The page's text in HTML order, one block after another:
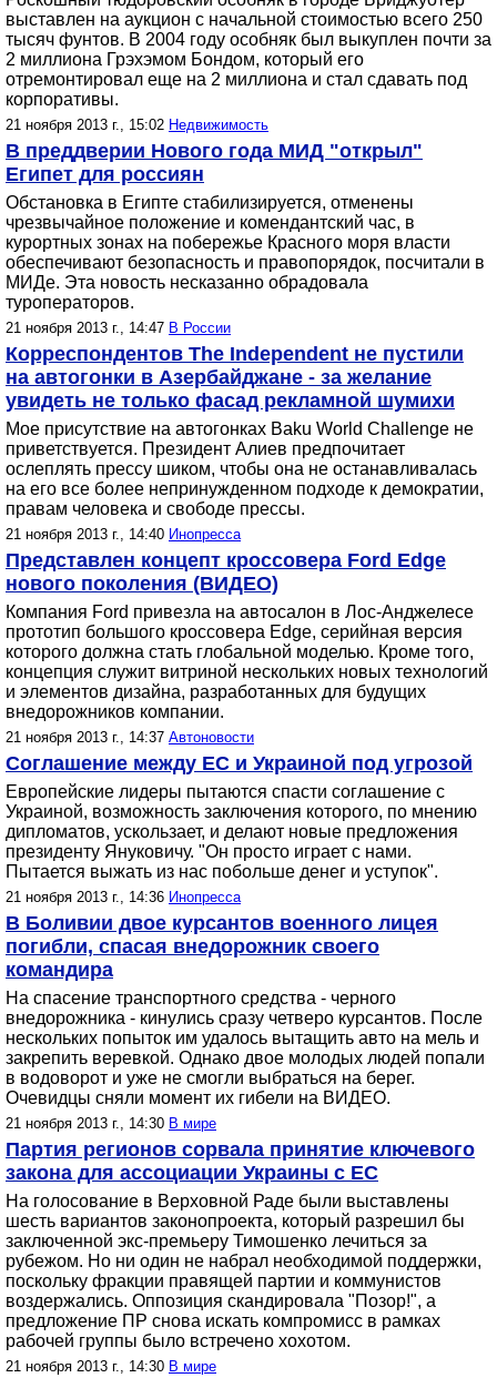
выставлен на аукцион с начальной стоимостью всего 250
тысяч фунтов. В 2004 году особняк был выкуплен почти за
2 миллиона Грэхэмом Бондом, который его
отремонтировал еще на 2 миллиона и стал сдавать под
корпоративы.
21 ноября 2013 г., 15:02 Недвижимость
В преддверии Нового года МИД "открыл"
Египет для россиян
Обстановка в Египте стабилизируется, отменены
чрезвычайное положение и комендантский час, в
курортных зонах на побережье Красного моря власти
обеспечивают безопасность и правопорядок, посчитали в
МИДе. Эта новость несказанно обрадовала
туроператоров.
21 ноября 2013 г., 14:47 В России
Корреспондентов The Independent не пустили
на автогонки в Азербайджане - за желание
увидеть не только фасад рекламной шумихи
Мое присутствие на автогонках Baku World Challenge не
приветствуется. Президент Алиев предпочитает
ослеплять прессу шиком, чтобы она не останавливалась
на его все более непринужденном подходе к демократии,
правам человека и свободе прессы.
21 ноября 2013 г., 14:40 Инопресса
Представлен концепт кроссовера Ford Edge
нового поколения (ВИДЕО)
Компания Ford привезла на автосалон в Лос-Анджелесе
прототип большого кроссовера Edge, серийная версия
которого должна стать глобальной моделью. Кроме того,
концепция служит витриной нескольких новых технологий
и элементов дизайна, разработанных для будущих
внедорожников компании.
21 ноября 2013 г., 14:37 Автоновости
Соглашение между ЕС и Украиной под угрозой
Европейские лидеры пытаются спасти соглашение с
Украиной, возможность заключения которого, по мнению
дипломатов, ускользает, и делают новые предложения
президенту Януковичу. "Он просто играет с нами.
Пытается выжать из нас побольше денег и уступок".
21 ноября 2013 г., 14:36 Инопресса
В Боливии двое курсантов военного лицея
погибли, спасая внедорожник своего
командира
На спасение транспортного средства - черного
внедорожника - кинулись сразу четверо курсантов. После
нескольких попыток им удалось вытащить авто на мель и
закрепить веревкой. Однако двое молодых людей попали
в водоворот и уже не смогли выбраться на берег.
Очевидцы сняли момент их гибели на ВИДЕО.
21 ноября 2013 г., 14:30 В мире
Партия регионов сорвала принятие ключевого
закона для ассоциации Украины с ЕС
На голосование в Верховной Раде были выставлены
шесть вариантов законопроекта, который разрешил бы
заключенной экс-премьеру Тимошенко лечиться за
рубежом. Но ни один не набрал необходимой поддержки,
поскольку фракции правящей партии и коммунистов
воздержались. Оппозиция скандировала "Позор!", а
предложение ПР снова искать компромисс в рамках
рабочей группы было встречено хохотом.
21 ноября 2013 г., 14:30 В мире